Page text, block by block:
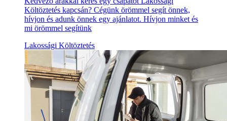
Költöztetés kapcsán? Cégünk örömmel segít önnek,
hívjon és adunk önnek egy ajánlatot. Hívjon minket és
mi örömmel segítünk
Lakossági Költöztetés